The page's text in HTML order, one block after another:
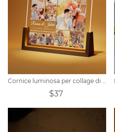
Cornice luminosa per collage di foto personalizzata
$37